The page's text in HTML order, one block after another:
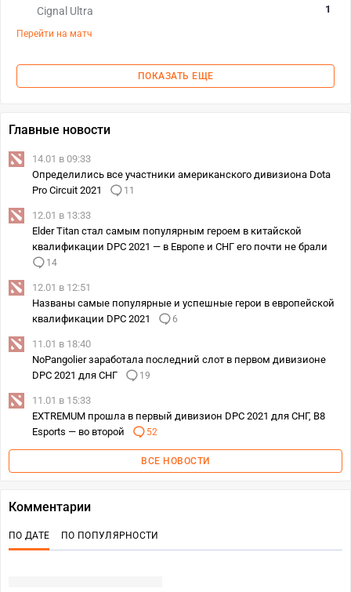
Cignal Ultra
1
Перейти на матч
ПОКАЗАТЬ ЕЩЕ
Главные новости
14.01 в 09:33
Определились все участники американского дивизиона Dota
Pro Circuit 2021
11
12.01 в 13:33
Elder Titan стал самым популярным героем в китайской
квалификации DPC 2021 — в Европе и СНГ его почти не брали
14
12.01 в 12:51
Названы самые популярные и успешные герои в европейской
квалификации DPC 2021
6
11.01 в 18:40
NoPangolier заработала последний слот в первом дивизионе
DPC 2021 для СНГ
19
11.01 в 15:33
EXTREMUM прошла в первый дивизион DPC 2021 для СНГ, B8
Esports — во второй
52
ВСЕ НОВОСТИ
Комментарии
ПО ДАТЕ ПО ПОПУЛЯРНОСТИ